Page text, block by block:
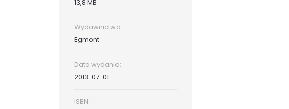
13,8 MB
Wydawnictwo:
Egmont
Data wydania:
2013-07-01
ISBN: